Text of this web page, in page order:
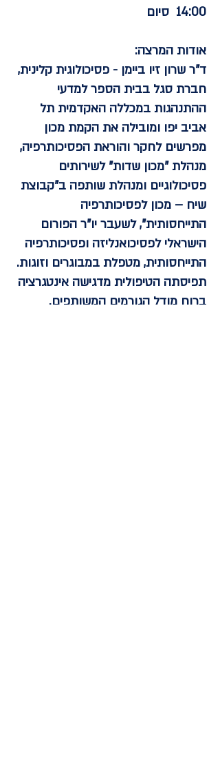
14:00 סיום
אודות המרצה:
ד"ר שרון זיו ביימן - פסיכולוגית קלינית,
חברת סגל בבית הספר למדעי
ההתנהגות במכללה האקדמית תל
אביב יפו ומובילה את הקמת מכון
מפרשים לחקר והוראת הפסיכותרפיה,
מנהלת "מכון שדות" לשירותים
פסיכולוגיים ומנהלת שותפה ב"קבוצת
שיח – מכון לפסיכותרפיה
התייחסותית", לשעבר יו"ר הפורום
הישראלי לפסיכואנליזה ופסיכותרפיה
התייחסותית, מטפלת במבוגרים וזוגות.
תפיסתה הטיפולית מדגישה אינטגרציה
ברוח מודל הגורמים המשותפים.